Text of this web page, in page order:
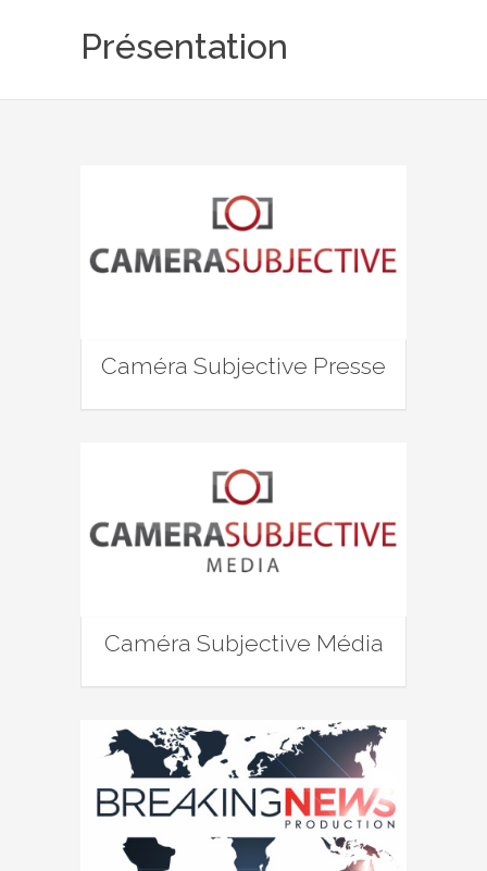
Présentation
Caméra Subjective Presse
Caméra Subjective Média